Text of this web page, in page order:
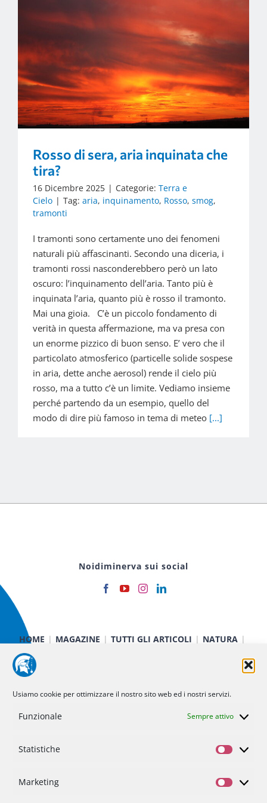
Usiamo cookie per ottimizzare il nostro sito web ed i nostri servizi.
Funzionale Sempre attivo
Statistiche
Marketing
Rosso di sera, aria inquinata che
tira?
16 Dicembre 2025 | Categorie: Terra e
Cielo | Tag: aria, inquinamento, Rosso, smog,
tramonti
I tramonti sono certamente uno dei fenomeni
naturali più affascinanti. Secondo una diceria, i
tramonti rossi nasconderebbero però un lato
oscuro: l’inquinamento dell’aria. Tanto più è
inquinata l’aria, quanto più è rosso il tramonto.
Mai una gioia. C’è un piccolo fondamento di
verità in questa affermazione, ma va presa con
un enorme pizzico di buon senso. E’ vero che il
particolato atmosferico (particelle solide sospese
in aria, dette anche aerosol) rende il cielo più
rosso, ma a tutto c’è un limite. Vediamo insieme
perché partendo da un esempio, quello del
modo di dire più famoso in tema di meteo [...]
Noidiminerva sui social
HOME MAGAZINE TUTTI GLI ARTICOLI
NATURA
CIBO E SALUTE
NOI DI MINERVA
STATUTO SOSTIENICI CONTATTI